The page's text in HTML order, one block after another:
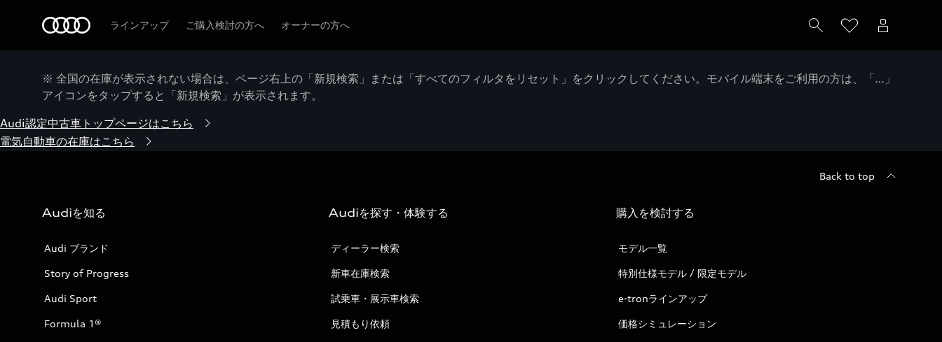
ラインアップ ご購入検討の方へ オーナーの方へ
※ 全国の在庫が表示されない場合は、ページ右上の「新規検索」または「すべてのフィルタをリセット」をクリックしてください。モバイル端末をご利用の方は、「…」
アイコンをタップすると「新規検索」が表示されます。
Audi認定中古車トップページはこちら
電気自動車の在庫はこちら
Back to top
Audiを知る
Audi ブランド
Story of Progress
Audi Sport
Formula 1®
Audiを探す・体験する
ディーラー検索
新車在庫検索
試乗車・展示車検索
見積もり依頼
購入を検討する
モデル一覧
特別仕様モデル / 限定モデル
e-tronラインアップ
価格シミュレーション